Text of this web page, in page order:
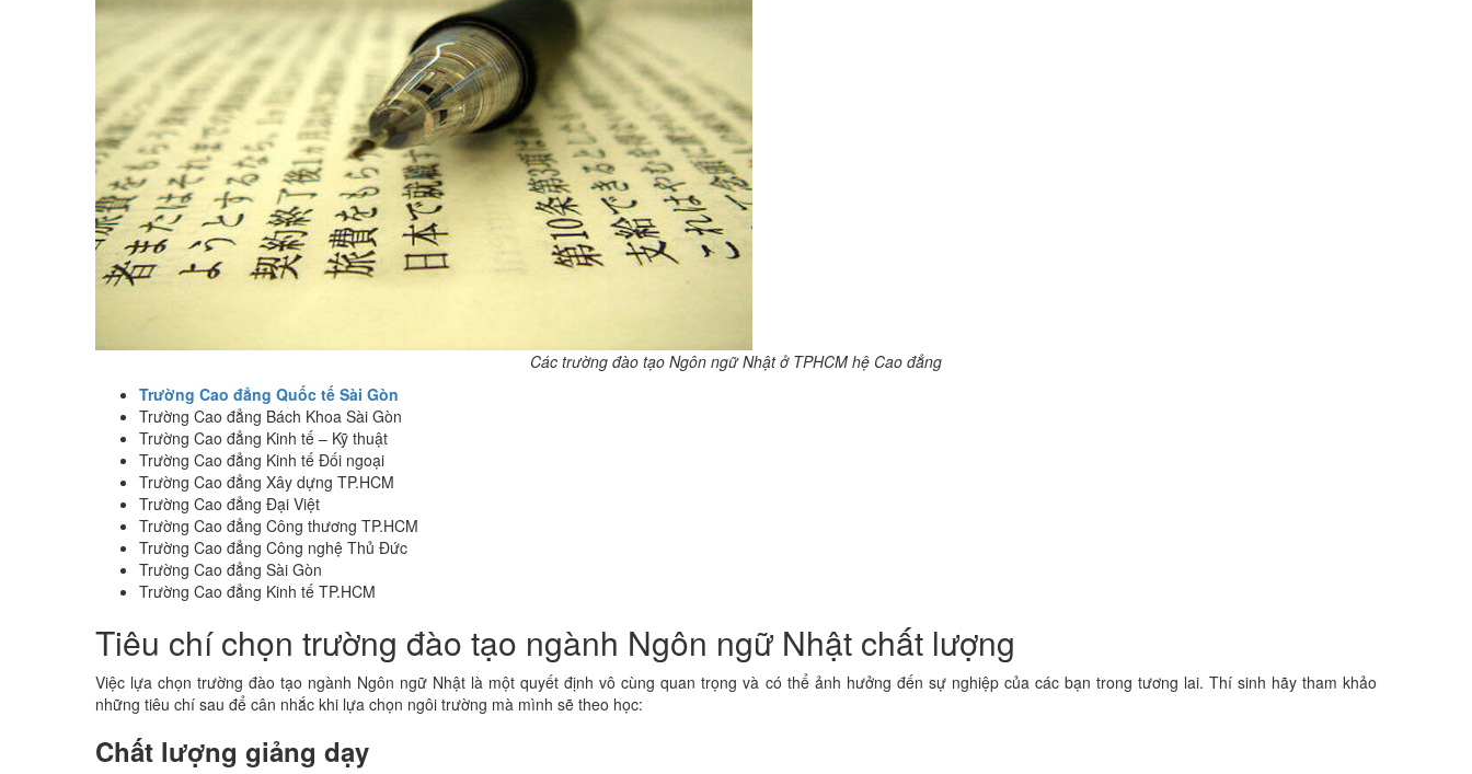
Các trường đào tạo Ngôn ngữ Nhật ở TPHCM hệ Cao đẳng
Trường Cao đẳng Quốc tế Sài Gòn
Trường Cao đẳng Bách Khoa Sài Gòn
Trường Cao đẳng Kinh tế – Kỹ thuật
Trường Cao đẳng Kinh tế Đối ngoại
Trường Cao đẳng Xây dựng TP.HCM
Trường Cao đẳng Đại Việt
Trường Cao đẳng Công thương TP.HCM
Trường Cao đẳng Công nghệ Thủ Đức
Trường Cao đẳng Sài Gòn
Trường Cao đẳng Kinh tế TP.HCM
Tiêu chí chọn trường đào tạo ngành Ngôn ngữ Nhật chất lượng
Việc lựa chọn trường đào tạo ngành Ngôn ngữ Nhật là một quyết định vô cùng quan trọng và có thể ảnh hưởng đến sự nghiệp của các bạn trong tương lai. Thí sinh hãy tham khảo
những tiêu chí sau để cân nhắc khi lựa chọn ngôi trường mà mình sẽ theo học:
Chất lượng giảng dạy